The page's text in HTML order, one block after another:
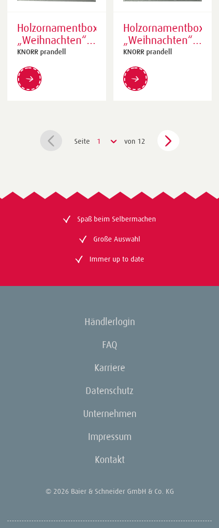
Holzornamentbox
„Weihnachten“
natur | 105×105
mm, 30 mm,
natur
KNORR prandell
Holzornamentbox
„Weihnachten“
natur | 105×105
mm, 30 mm,
natur
KNORR prandell
Seite 1 von 12
Spaß beim Selbermachen
Große Auswahl
Immer up to date
Händlerlogin
FAQ
Karriere
Datenschutz
Unternehmen
Impressum
Kontakt
© 2026 Baier & Schneider GmbH & Co. KG